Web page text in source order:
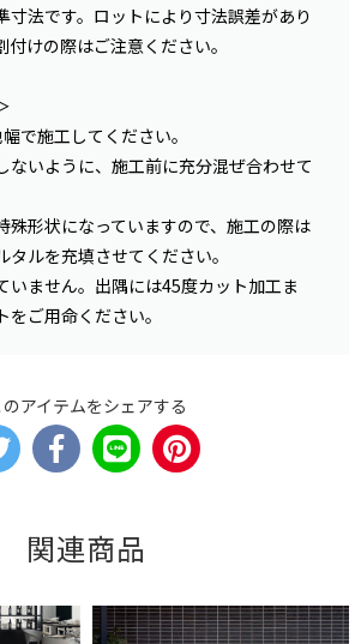
法です。ロットにより寸法誤差があり
付けの際はご注意ください。
で施工してください。
いように、施工前に充分混ぜ合わせて
形状になっていますので、施工の際は
ルを充填させてください。
ません。出隅には45度カット加工ま
ご用命ください。
のアイテムをシェアする
関連商品